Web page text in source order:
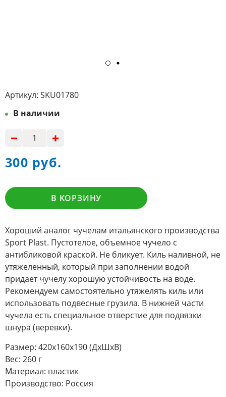
Артикул: SKU01780
В наличии
300 руб.
В КОРЗИНУ
Хороший аналог чучелам итальянского производства
Sport Plast. Пустотелое, объемное чучело с
антибликовой краской. Не бликует. Киль наливной, не
утяжеленный, который при заполнении водой
придает чучелу хорошую устойчивость на воде.
Рекомендуем самостоятельно утяжелять киль или
использовать подвесные грузила. В нижней части
чучела есть специальное отверстие для подвязки
шнура (веревки).
Размер: 420х160х190 (ДхШхВ)
Вес: 260 г
Материал: пластик
Производство: Россия